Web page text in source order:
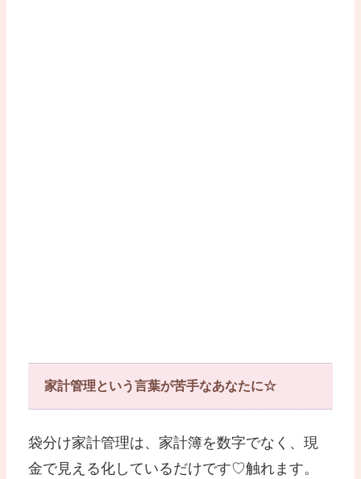
家計管理という言葉が苦手なあなたに☆
袋分け家計管理は、家計簿を数字でなく、現
金で見える化しているだけです♡触れます。